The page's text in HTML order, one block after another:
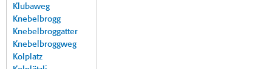
Klubaweg
Knebelbrogg
Knebelbroggatter
Knebelbroggweg
Kolplatz